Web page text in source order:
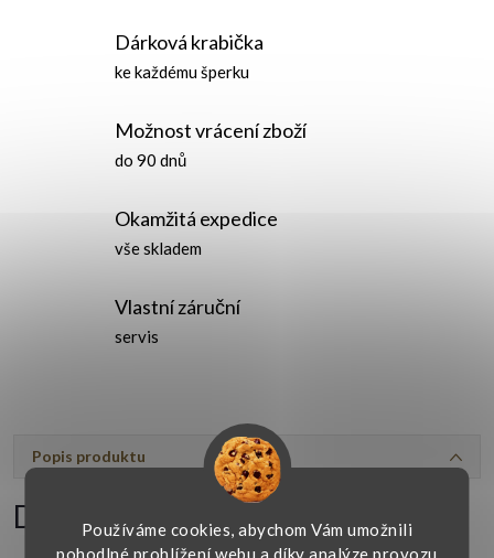
Používáme cookies, abychom Vám umožnili
pohodlné prohlížení webu a díky analýze provozu
Dárková krabička
ke každému šperku
Možnost vrácení zboží
do 90 dnů
Okamžitá expedice
vše skladem
Vlastní záruční
servis
Popis produktu
Detailní popis produktu